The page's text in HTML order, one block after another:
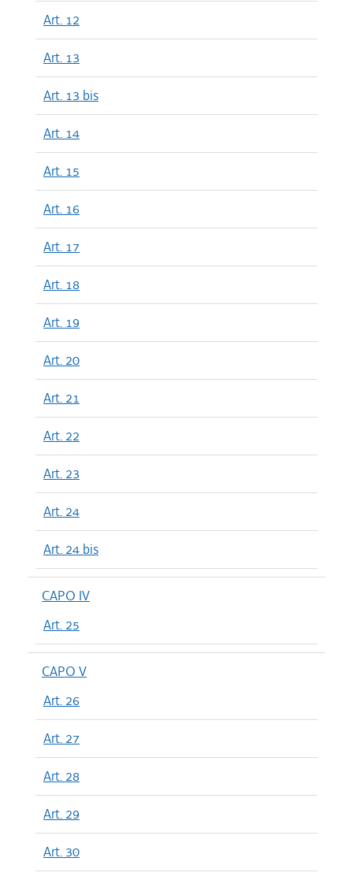
Art. 12
Art. 13
Art. 13 bis
Art. 14
Art. 15
Art. 16
Art. 17
Art. 18
Art. 19
Art. 20
Art. 21
Art. 22
Art. 23
Art. 24
Art. 24 bis
CAPO IV
Art. 25
CAPO V
Art. 26
Art. 27
Art. 28
Art. 29
Art. 30